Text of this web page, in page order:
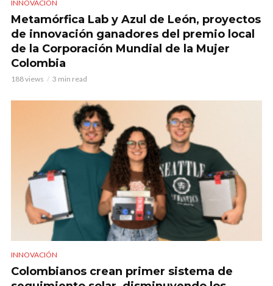
INNOVACIÓN
Metamórfica Lab y Azul de León, proyectos
de innovación ganadores del premio local
de la Corporación Mundial de la Mujer
Colombia
188 views 3 min read
INNOVACIÓN
Colombianos crean primer sistema de